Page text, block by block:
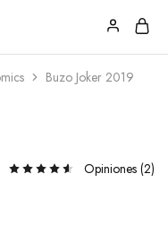
Buzo Joker 2019
Opiniones (2)